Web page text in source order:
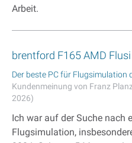
Arbeit.
brentford F165 AMD Flusi
Der beste PC für Flugsimulation
Kundenmeinung von Franz
2026)
Ich war auf der Suche nach
Flugsimulation,